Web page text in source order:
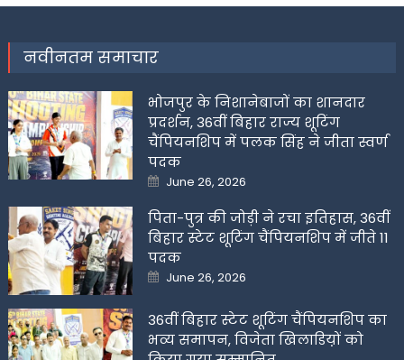
नवीनतम समाचार
भोजपुर के निशानेबाजों का शानदार
प्रदर्शन, 36वीं बिहार राज्य शूटिंग
चैंपियनशिप में पलक सिंह ने जीता स्वर्ण
पदक
Posted
on
June 26, 2026
पिता-पुत्र की जोड़ी ने रचा इतिहास, 36वीं
बिहार स्टेट शूटिंग चैंपियनशिप में जीते 11
पदक
Posted
on
June 26, 2026
36वीं बिहार स्टेट शूटिंग चैंपियनशिप का
भव्य समापन, विजेता खिलाडिय़ों को